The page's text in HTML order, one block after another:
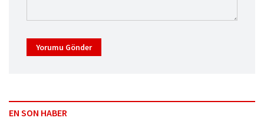
Yorumu Gönder
EN SON HABER